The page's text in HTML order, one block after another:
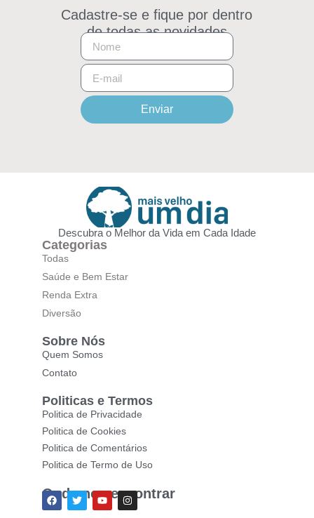
Cadastre-se e fique por dentro
de todas as novidades
Enviar
Descubra o Melhor da Vida em Cada Idade
Categorias
Todas
Saúde e Bem Estar
Renda Extra
Diversão
Sobre Nós
Quem Somos
Contato
Politicas e Termos
Politica de Privacidade
Politica de Cookies
Politica de Comentários
Politica de Termo de Uso
Onde nos encontrar